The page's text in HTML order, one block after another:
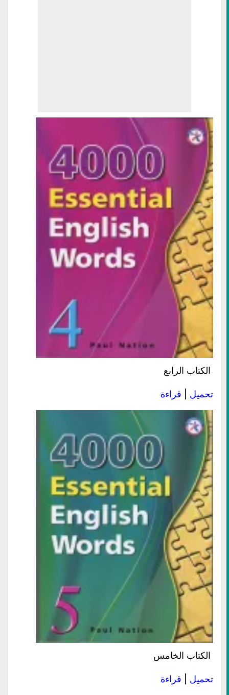
الكتاب الرابع
تحميل قراءة
الكتاب الخامس
تحميل قراءة